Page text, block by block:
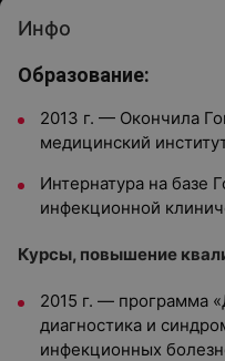
Инфо
Образование:
2013 г. — Окончила
медицинский
Интернатура на базе
инфекционной
Курсы, повышение
2015 г. — программа
диагностика и
инфекционных